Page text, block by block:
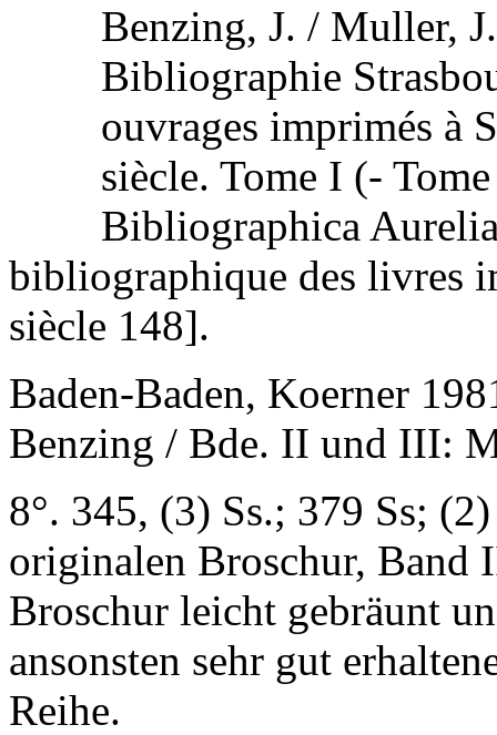
Benzing, J. / Muller,
Bibliographie
ouvrages imprimés à
siècle. Tome I (-
Bibliographica
bibliographique des livres
siècle 148].
Baden-Baden, Koerner
Benzing / Bde. II und III:
8°. 345, (3) Ss.; 379 Ss;
originalen Broschur,
Broschur leicht gebräunt
ansonsten sehr gut
Reihe.